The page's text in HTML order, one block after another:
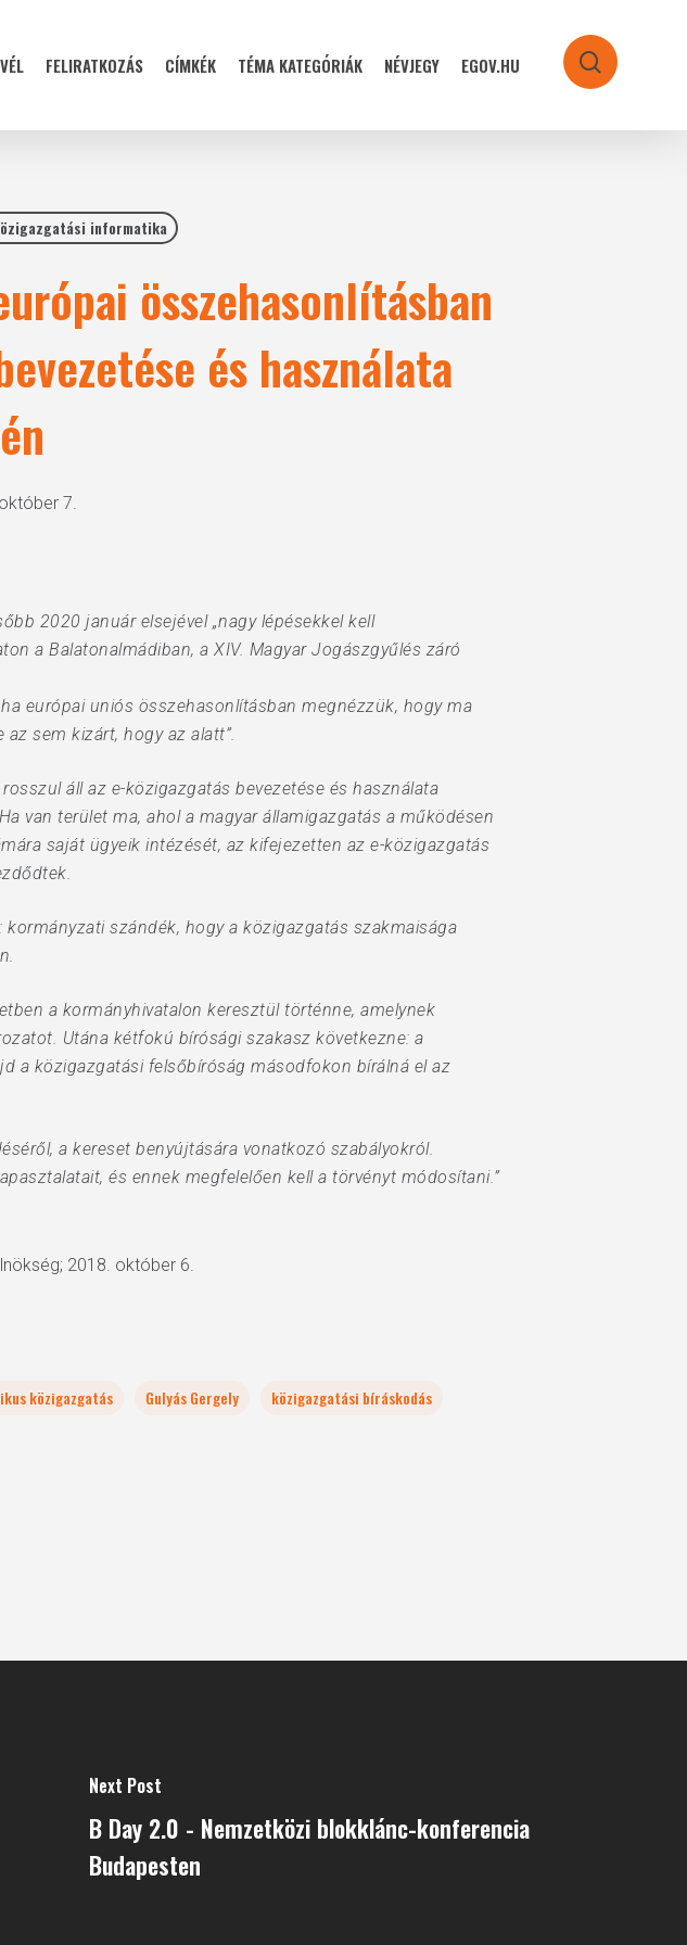
FELIRATKOZÁS CÍMKÉK TÉMA KATEGÓRIÁK NÉVJEGY EGOV.HU search
informatika
összehasonlításban
és használata
7.
2020 január elsejével „nagy lépésekkel kell
a Balatonalmádiban, a XIV. Magyar Jogászgyűlés záró
európai uniós összehasonlításban megnézzük, hogy ma
sem kizárt, hogy az alatt”.
áll az e-közigazgatás bevezetése és használata
van terület ma, ahol a magyar államigazgatás a működésen
saját ügyeik intézését, az kifejezetten az e-közigazgatás
szándék, hogy a közigazgatás szakmaisága
a kormányhivatalon keresztül történne, amelynek
Utána kétfokú bírósági szakasz következne: a
a közigazgatási felsőbíróság másodfokon bírálná el az
a kereset benyújtására vonatkozó szabályokról.
és ennek megfelelően kell a törvényt módosítani.”
2018. október 6.
közigazgatás Gulyás Gergely
közigazgatási bíráskodás
Next Post
B Day 2.0 - Nemzetközi blokklánc-konferencia
Budapesten